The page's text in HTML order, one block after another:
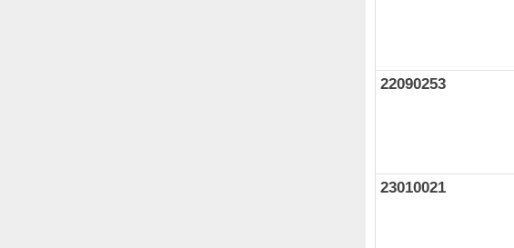
22090253
23010021